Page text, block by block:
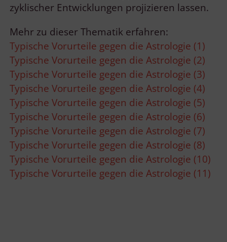
zyklischer Entwicklungen projizieren lassen.
Mehr zu dieser Thematik erfahren:
Typische Vorurteile gegen die Astrologie (1)
Typische Vorurteile gegen die Astrologie (2)
Typische Vorurteile gegen die Astrologie (3)
Typische Vorurteile gegen die Astrologie (4)
Typische Vorurteile gegen die Astrologie (5)
Typische Vorurteile gegen die Astrologie (6)
Typische Vorurteile gegen die Astrologie (7)
Typische Vorurteile gegen die Astrologie (8)
Typische Vorurteile gegen die Astrologie (10)
Typische Vorurteile gegen die Astrologie (11)